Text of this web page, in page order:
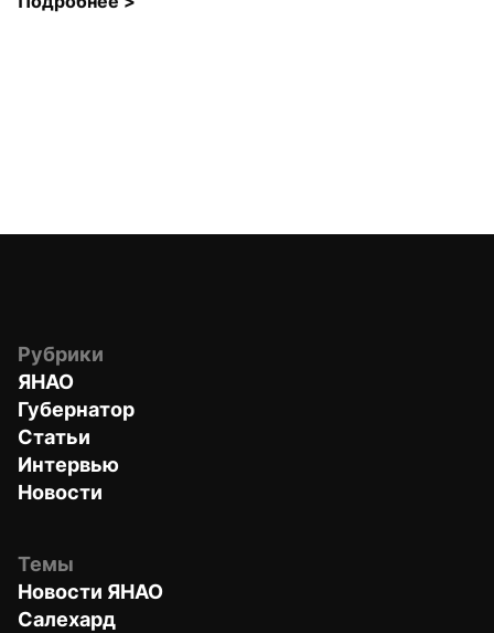
Рубрики
ЯНАО
Губернатор
Статьи
Интервью
Новости
Темы
Новости ЯНАО
Салехард